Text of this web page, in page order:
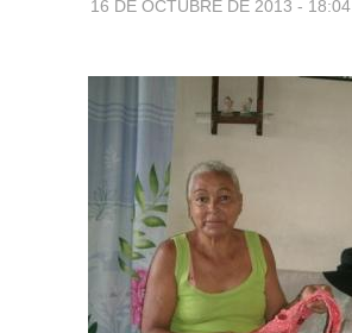
16 DE OCTUBRE DE 2013 - 18:04